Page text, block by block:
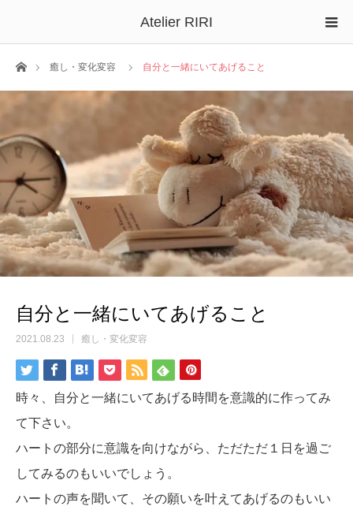
Atelier RIRI
ホーム癒し・変化変容 自分と一緒にいてあげること
自分と一緒にいてあげること
2021.08.23 癒し・変化変容
時々、自分と一緒にいてあげる時間を意識的に作ってみ
て下さい。
ハートの部分に意識を向けながら、ただただ１日を過ご
してみるのもいいでしょう。
ハートの声を聞いて、その願いを叶えてあげるのもいい